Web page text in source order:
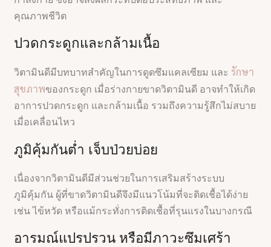
คุณภาพชีวิต
ปวดกระดูกและกล้ามเนื้อ
วิตามินดีมีบทบาทสำคัญในการดูดซึมแคลเซียม และรักษา
สุขภาพของกระดูก เมื่อร่างกายขาดวิตามินดี อาจทำให้เกิด
อาการปวดกระดูก และกล้ามเนื้อ รวมถึงความรู้สึกไม่สบาย
เมื่อเคลื่อนไหว
ภูมิคุ้มกันต่ำ เจ็บป่วยบ่อย
เนื่องจากวิตามินดีมีส่วนช่วยในการเสริมสร้างระบบ
ภูมิคุ้มกัน ผู้ที่ขาดวิตามินดีจึงมีแนวโน้มที่จะติดเชื้อได้ง่าย
เช่น ไข้หวัด หรือแม้กระทั่งการติดเชื้อที่รุนแรงในบางกรณี
อารมณ์แปรปรวน หรือมีภาวะซึมเศร้า